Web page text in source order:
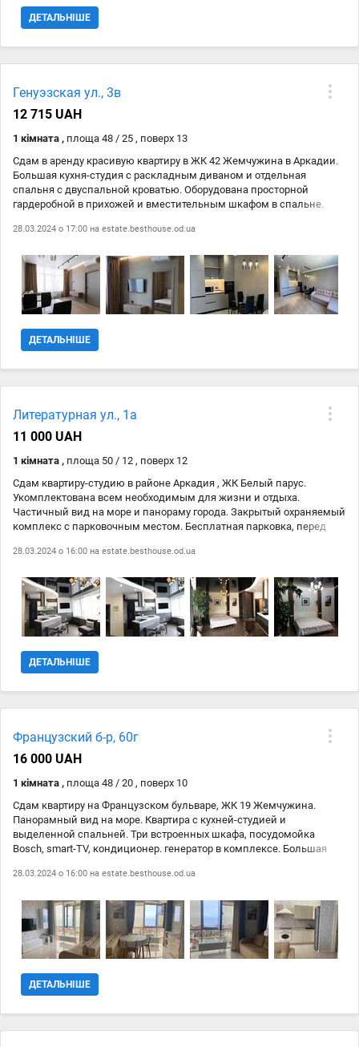
ДЕТАЛЬНІШЕ
Генуэзская ул., 3в
12 715 UAH
1 кімната , площа 48 / 25 , поверх 13
Сдам в аренду красивую квартиру в ЖК 42 Жемчужина в Аркадии.
Большая кухня-студия с раскладным диваном и отдельная
спальня с двуспальной кроватью. Оборудована просторной
гардеробной в прихожей и вместительным шкафом в спальне.
стиральная машина, духовой шкаф, микроволновая печь, варочная
кондиционера, душевая кабина, большой обеденный стол,
пылесос, чайник, утюг, гладильная доска. Охраняемая территория,
в доме есть подземный паркинг, генератор. Пешая доступность
берега моря.
28.03.2024 о 17:00 на estate.besthouse.od.ua
ДЕТАЛЬНІШЕ
Литературная ул., 1а
11 000 UAH
1 кімната , площа 50 / 12 , поверх 12
Сдам квартиру-студию в районе Аркадия , ЖК Белый парус.
Укомплектована всем необходимым для жизни и отдыха.
Частичный вид на море и панораму города. Закрытый охраняемый
комплекс с парковочным местом. Бесплатная парковка, перед
доступность моря, а также супермаркеты, магазины, рестораны. В
28.03.2024 о 16:00 на estate.besthouse.od.ua
ДЕТАЛЬНІШЕ
Французский б-р, 60г
16 000 UAH
1 кімната , площа 48 / 20 , поверх 10
Сдам квартиру на Французском бульваре, ЖК 19 Жемчужина.
Панорамный вид на море. Квартира с кухней-студией и
выделенной спальней. Три встроенных шкафа, посудомойка
Bosch, smart-TV, кондиционер. генератор в комплексе. Большая
Пешая доступность моря и трассы здоровья.
28.03.2024 о 16:00 на estate.besthouse.od.ua
ДЕТАЛЬНІШЕ